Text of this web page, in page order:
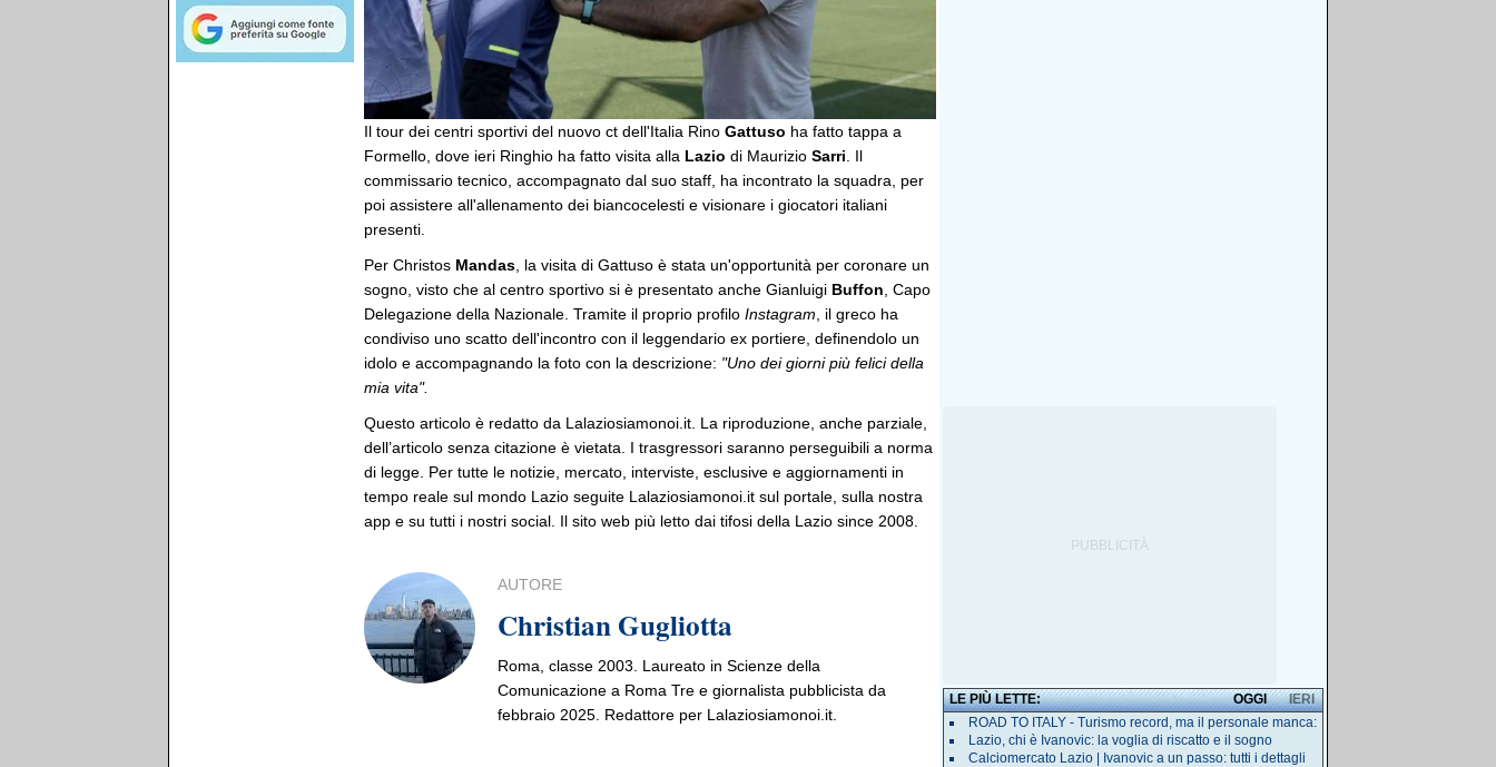
Il tour dei centri sportivi del nuovo ct dell'Italia Rino Gattuso ha fatto tappa a
Formello, dove ieri Ringhio ha fatto visita alla Lazio di Maurizio Sarri . Il
commissario tecnico, accompagnato dal suo staff, ha incontrato la squadra, per
poi assistere all'allenamento dei biancocelesti e visionare i giocatori italiani
presenti.
Per Christos Mandas , la visita di Gattuso è stata un'opportunità per coronare un
sogno, visto che al centro sportivo si è presentato anche Gianluigi Buffon , Capo
Delegazione della Nazionale. Tramite il proprio profilo Instagram , il greco ha
condiviso uno scatto dell'incontro con il leggendario ex portiere, definendolo un
idolo e accompagnando la foto con la descrizione: "Uno dei giorni più felici della
mia vita".
Questo articolo è redatto da Lalaziosiamonoi.it. La riproduzione, anche parziale,
dell’articolo senza citazione è vietata. I trasgressori saranno perseguibili a norma
di legge. Per tutte le notizie, mercato, interviste, esclusive e aggiornamenti in
tempo reale sul mondo Lazio seguite Lalaziosiamonoi.it sul portale, sulla nostra
app e su tutti i nostri social. Il sito web più letto dai tifosi della Lazio since 2008.
AUTORE
Christian Gugliotta
Roma, classe 2003. Laureato in Scienze della
Comunicazione a Roma Tre e giornalista pubblicista da
febbraio 2025. Redattore per Lalaziosiamonoi.it.
LE PIÙ LETTE: IERI
OGGI
ROAD TO ITALY - Turismo record, ma il personale manca:
Lazio, chi è Ivanovic: la voglia di riscatto e il sogno
Calciomercato Lazio | Ivanovic a un passo: tutti i dettagli